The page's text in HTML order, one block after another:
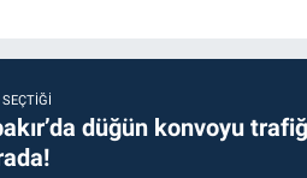
düğün konvoyu